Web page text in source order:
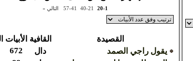
20-1
40-21
57-41 التالي »
القصيدة القافية الأبيات
يقول راجي الصمد
دال 672